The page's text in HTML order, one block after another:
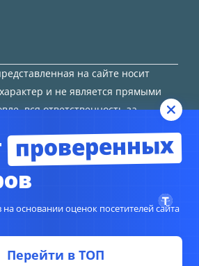
на сайте носит
и не является прямыми
вся ответственность за
2024TORFOREX.COM
проверенных
основании оценок посетителей сайта
Перейти в ТОП